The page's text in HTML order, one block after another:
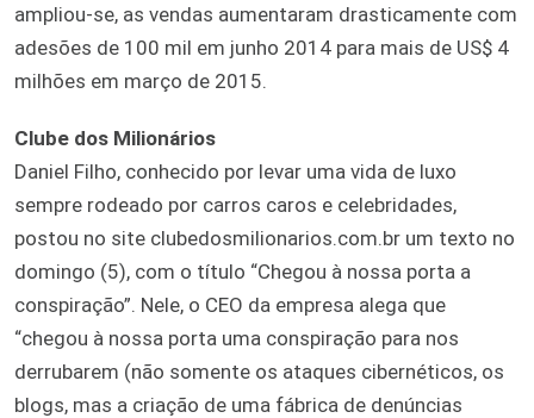
ampliou-se, as vendas aumentaram drasticamente com
adesões de 100 mil em junho 2014 para mais de US$ 4
milhões em março de 2015.
Clube dos Milionários
Daniel Filho, conhecido por levar uma vida de luxo
sempre rodeado por carros caros e celebridades,
postou no site clubedosmilionarios.com.br um texto no
domingo (5), com o título “Chegou à nossa porta a
conspiração”. Nele, o CEO da empresa alega que
“chegou à nossa porta uma conspiração para nos
derrubarem (não somente os ataques cibernéticos, os
blogs, mas a criação de uma fábrica de denúncias